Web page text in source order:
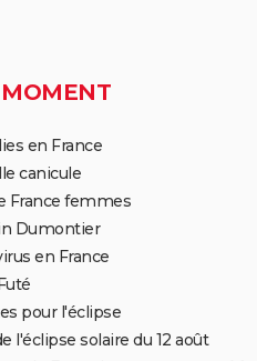
en France
canicule
France femmes
Dumontier
en France
pour l'éclipse
l'éclipse solaire du 12 août